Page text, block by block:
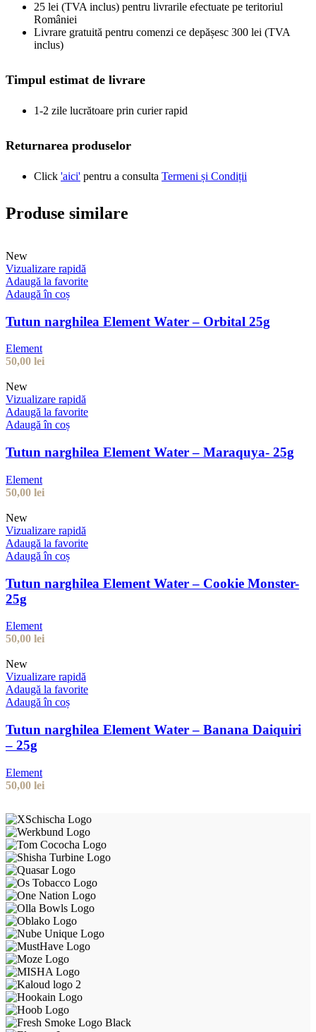
25 lei (TVA inclus) pentru livrarile efectuate pe teritoriul
României
Livrare gratuită pentru comenzi ce depășesc 300 lei (TVA
inclus)
Timpul estimat de livrare
1-2 zile lucrătoare prin curier rapid
Returnarea produselor
Click 'aici' pentru a consulta Termeni și Condiții
Produse similare
New
Vizualizare rapidă
Adaugă la favorite
Adaugă în coș
Tutun narghilea Element Water – Orbital 25g
Element
50,00 lei
New
Vizualizare rapidă
Adaugă la favorite
Adaugă în coș
Tutun narghilea Element Water – Maraquya- 25g
Element
50,00 lei
New
Vizualizare rapidă
Adaugă la favorite
Adaugă în coș
Tutun narghilea Element Water – Cookie Monster-
25g
Element
50,00 lei
New
Vizualizare rapidă
Adaugă la favorite
Adaugă în coș
Tutun narghilea Element Water – Banana Daiquiri
– 25g
Element
50,00 lei